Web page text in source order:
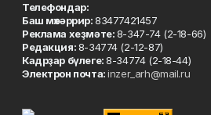
Телефондар:
Баш мөхәррир:83477421457
Реклама хеҙмәте:8-347-74 (2-18-66)
Редакция:8-34774 (2-12-87)
Кадрҙар бүлеге:8-34774 (2-18-44)
Электрон почта:inzer_arh@mail.ru